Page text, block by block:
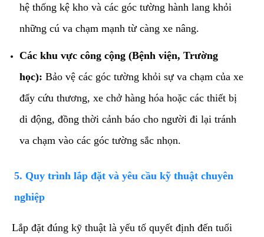
hệ thống kệ kho và các góc tường hành lang khỏi
những cú va chạm mạnh từ càng xe nâng.
Các khu vực công cộng (Bệnh viện, Trường
học): Bảo vệ các góc tường khỏi sự va chạm của xe
đẩy cứu thương, xe chở hàng hóa hoặc các thiết bị
di động, đồng thời cảnh báo cho người đi lại tránh
va chạm vào các góc tường sắc nhọn.
​5. Quy trình lắp đặt và yêu cầu kỹ thuật chuyên
nghiệp
​Lắp đặt đúng kỹ thuật là yếu tố quyết định đến tuổi